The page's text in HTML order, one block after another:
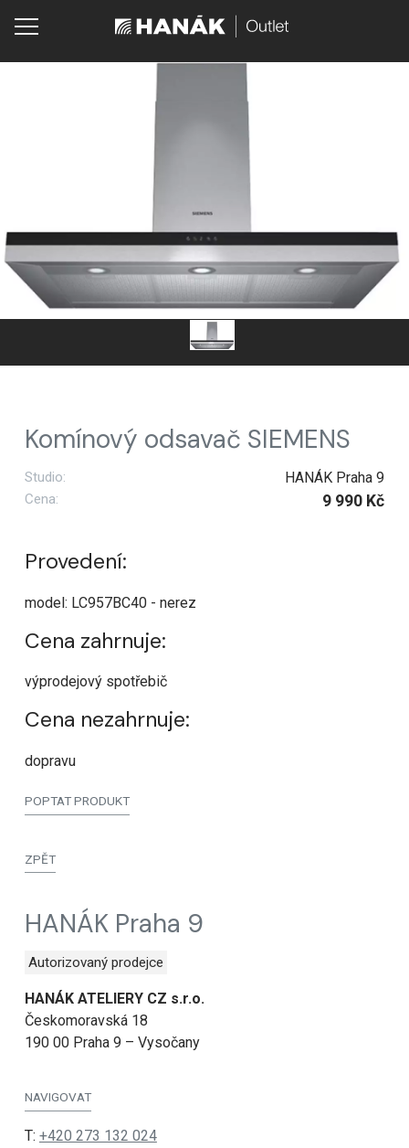
Komínový odsavač SIEMENS
Studio: HANÁK Praha 9
Cena: 9 990 Kč
Provedení:
model: LC957BC40 - nerez
Cena zahrnuje:
výprodejový spotřebič
Cena nezahrnuje:
dopravu
POPTAT PRODUKT
ZPĚT
HANÁK Praha 9
Autorizovaný prodejce
HANÁK ATELIERY CZ s.r.o.
Českomoravská 18
190 00 Praha 9 – Vysočany
NAVIGOVAT
T: +420 273 132 024